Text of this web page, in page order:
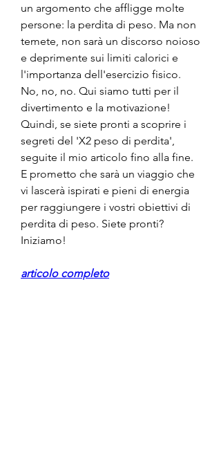
un argomento che affligge molte
persone: la perdita di peso. Ma non
temete, non sarà un discorso noioso
e deprimente sui limiti calorici e
l'importanza dell'esercizio fisico.
No, no, no. Qui siamo tutti per il
divertimento e la motivazione!
Quindi, se siete pronti a scoprire i
segreti del 'X2 peso di perdita',
seguite il mio articolo fino alla fine.
E prometto che sarà un viaggio che
vi lascerà ispirati e pieni di energia
per raggiungere i vostri obiettivi di
perdita di peso. Siete pronti?
Iniziamo!
articolo completo